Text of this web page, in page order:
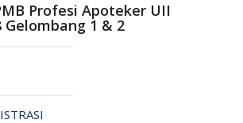
Profesi Apoteker UII
1 & 2